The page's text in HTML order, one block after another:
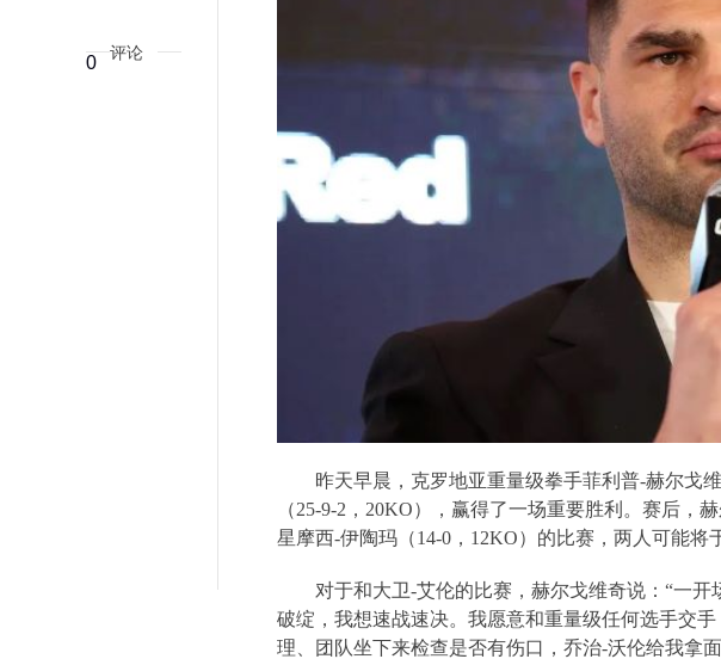
评论
0
昨天早晨，克罗地亚重量级拳手菲利普-赫尔戈
（25-9-2 ， 20KO），赢得了一场重要胜利。赛后，
星摩西-伊陶玛（14-0 ， 12KO）的比赛，两人可能将
对于和大卫-艾伦的比赛，赫尔戈维奇说：“一
破绽，我想速战速决。我愿意和重量级任何选手交
理、团队坐下来检查是否有伤口，乔治-沃伦给我拿